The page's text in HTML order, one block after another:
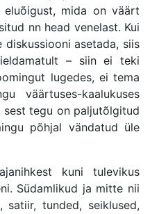
mida on väärt
nn head venelast. Kui
asetada, siis
– siin ei teki
lugedes, ei tema
väärtuses-kaalukuses
sest tegu on paljutõlgitud
põhjal vändatud üle
kuni tulevikus
Südamlikud ja mitte nii
satiir, tunded, seiklused,